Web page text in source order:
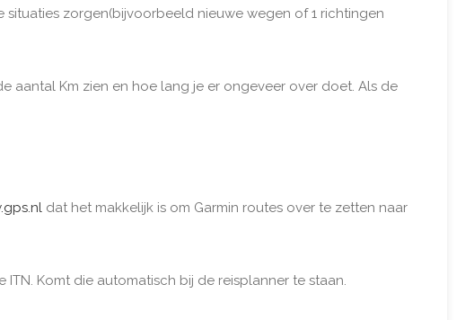
situaties zorgen(bijvoorbeeld nieuwe wegen of 1 richtingen
aantal Km zien en hoe lang je er ongeveer over doet. Als de
dat het makkelijk is om Garmin routes over te zetten naar
Komt die automatisch bij de reisplanner te staan.